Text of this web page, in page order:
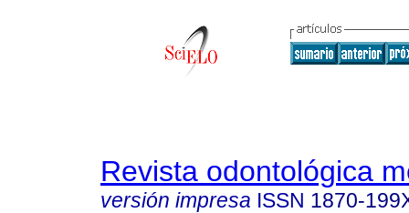
Revista odontológica
versión impresa ISSN 1870-